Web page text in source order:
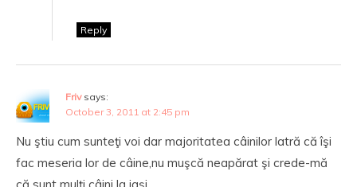
Reply
Friv says:
October 3, 2011 at 2:45 pm
Nu ştiu cum sunteţi voi dar majoritatea câinilor latră că îşi
fac meseria lor de câine,nu muşcă neapărat şi crede-mă